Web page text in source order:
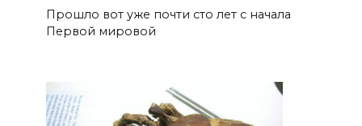
Прошло вот уже почти сто лет с начала
Первой мировой